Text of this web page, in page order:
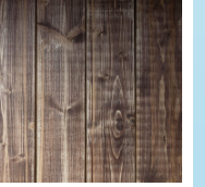
im Ehrenamt"?
man Engagement-
des Vereins